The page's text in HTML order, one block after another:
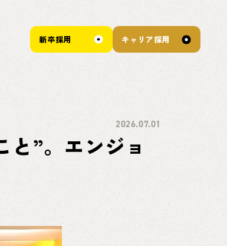
新卒採用 キャリア採用
2026.07.01
”。エンジョ